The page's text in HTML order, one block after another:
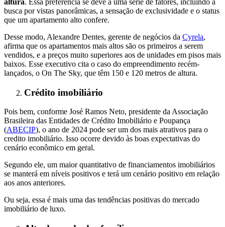
busca por vistas panorâmicas, a sensação de exclusividade e o status
que um apartamento alto confere.
Desse modo, Alexandre Dentes, gerente de negócios da Cyrela,
afirma que os apartamentos mais altos são os primeiros a serem
vendidos, e a preços muito superiores aos de unidades em pisos mais
baixos. Esse executivo cita o caso do empreendimento recém-
lançados, o On The Sky, que têm 150 e 120 metros de altura.
Crédito imobiliário
Pois bem, conforme José Ramos Neto, presidente da Associação
Brasileira das Entidades de Crédito Imobiliário e Poupança
(ABECIP), o ano de 2024 pode ser um dos mais atrativos para o
credito imobiliário. Isso ocorre devido às boas expectativas do
cenário econômico em geral.
Segundo ele, um maior quantitativo de financiamentos imobiliários
se manterá em níveis positivos e terá um cenário positivo em relação
aos anos anteriores.
Ou seja, essa é mais uma das tendências positivas do mercado
imobiliário de luxo.